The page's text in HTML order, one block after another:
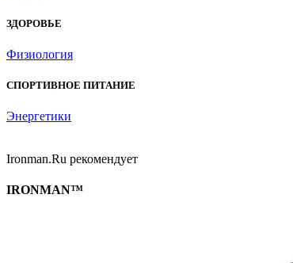
ЗДОРОВЬЕ
Физиология
СПОРТИВНОЕ ПИТАНИЕ
Энергетики
Ironman.Ru рекомендует
IRONMAN™